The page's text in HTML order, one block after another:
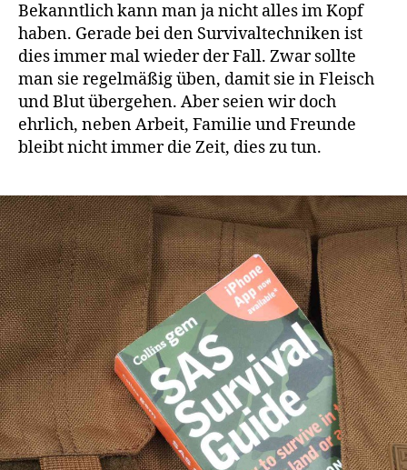
Bekanntlich kann man ja nicht alles im Kopf
haben. Gerade bei den Survivaltechniken ist
dies immer mal wieder der Fall. Zwar sollte
man sie regelmäßig üben, damit sie in Fleisch
und Blut übergehen. Aber seien wir doch
ehrlich, neben Arbeit, Familie und Freunde
bleibt nicht immer die Zeit, dies zu tun.